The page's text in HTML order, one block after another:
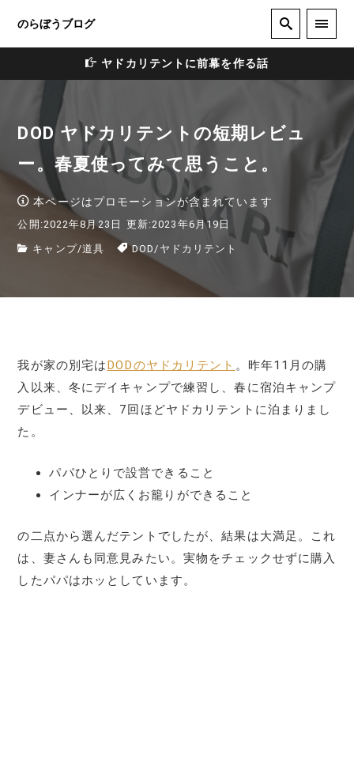
のらぼうブログ
ヤドカリテントに前幕を作る話
DOD ヤドカリテントの短期レビュ
ー。春夏使ってみて思うこと。
本ページはプロモーションが含まれています
公開:2022年8月23日 更新:2023年6月19日
キャンプ/道具 DOD / ヤドカリテント
我が家の別宅はDODのヤドカリテント 。昨年11月の購
入以来、冬にデイキャンプで練習し、春に宿泊キャンプ
デビュー、以来、7回ほどヤドカリテントに泊まりまし
た。
パパひとりで設営できること
インナーが広くお籠りができること
の二点から選んだテントでしたが、結果は大満足。これ
は、妻さんも同意見みたい。実物をチェックせずに購入
したパパはホッとしています。